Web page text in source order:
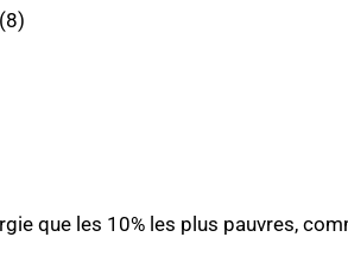
que les 10% les plus pauvres,